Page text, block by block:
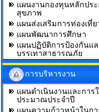
แผนงานกองทุนหลักปร
สุขภาพ
แผนส่งเสริมการท่องเที่ย
แผนพัฒนาการศึกษา
แผนปฏิบัติการป้องกันแล
บรรเทาสาธารณภัย
การบริหารงาน
แผนดำเนินงานและการ
ประมาณประจำปี
แผนความก้าวหน้าในกา